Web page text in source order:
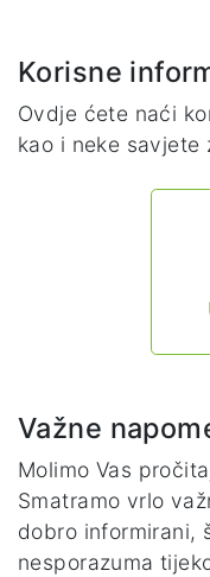
Korisne
Ovdje ćete naći
kao i neke savjete
Važne
Molimo Vas
Smatramo vrlo
dobro informirani,
nesporazuma